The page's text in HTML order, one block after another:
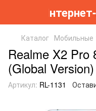
Каталог Мобильные
Realme X2 Pro
(Global Version)
Артикул: RL-1131